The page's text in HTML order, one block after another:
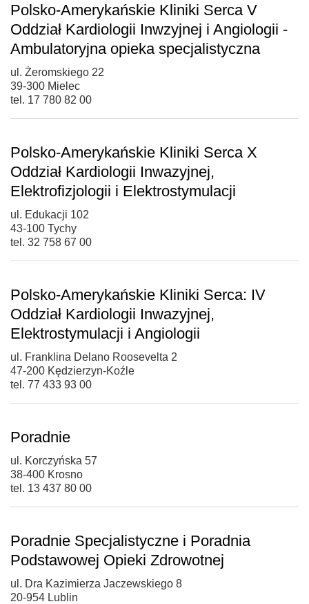
Polsko-Amerykańskie Kliniki Serca V
Oddział Kardiologii Inwzyjnej i Angiologii -
Ambulatoryjna opieka specjalistyczna
ul. Żeromskiego 22
39-300 Mielec
tel. 17 780 82 00
Polsko-Amerykańskie Kliniki Serca X
Oddział Kardiologii Inwazyjnej,
Elektrofizjologii i Elektrostymulacji
ul. Edukacji 102
43-100 Tychy
tel. 32 758 67 00
Polsko-Amerykańskie Kliniki Serca: IV
Oddział Kardiologii Inwazyjnej,
Elektrostymulacji i Angiologii
ul. Franklina Delano Roosevelta 2
47-200 Kędzierzyn-Koźle
tel. 77 433 93 00
Poradnie
ul. Korczyńska 57
38-400 Krosno
tel. 13 437 80 00
Poradnie Specjalistyczne i Poradnia
Podstawowej Opieki Zdrowotnej
ul. Dra Kazimierza Jaczewskiego 8
20-954 Lublin